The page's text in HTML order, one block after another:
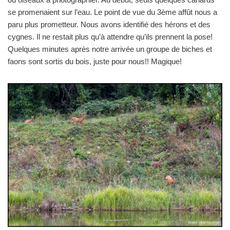
se promenaient sur l’eau. Le point de vue du 3ème affût nous a
paru plus prometteur. Nous avons identifié des hérons et des
cygnes. Il ne restait plus qu’à attendre qu’ils prennent la pose!
Quelques minutes après notre arrivée un groupe de biches et
faons sont sortis du bois, juste pour nous!! Magique!